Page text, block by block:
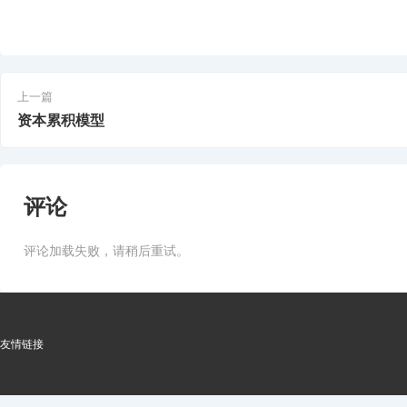
上一篇
资本累积模型
评论
评论加载失败，请稍后重试。
友情链接